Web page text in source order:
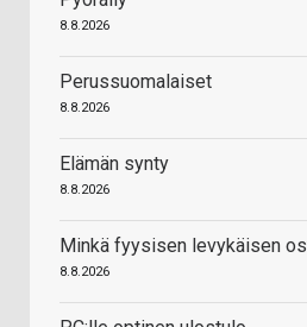
8.8.2026
Perussuomalaiset
8.8.2026
Elämän synty
8.8.2026
Minkä fyysisen levykäisen
8.8.2026